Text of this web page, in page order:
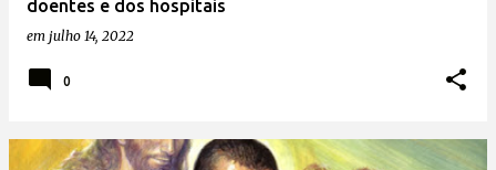
doentes e dos hospitais
em julho 14, 2022
0